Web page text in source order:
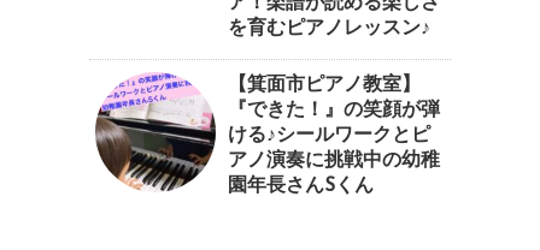
を育むピアノレッスン♪⁠
【箕面市ピアノ教室】
『できた！』の笑顔が弾
ける♪シールワークとピ
アノ演奏に挑戦中の幼稚
園年長さんSくん